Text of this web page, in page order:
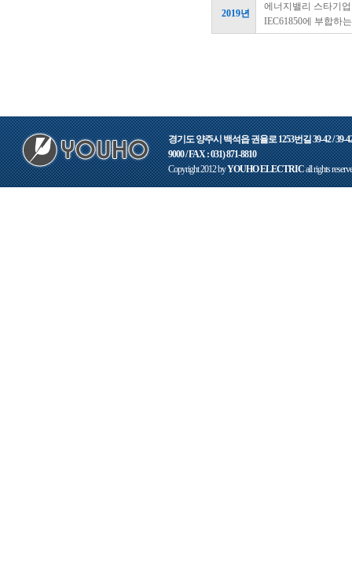
2019년
에너지밸리 스타기
IEC61850에 부합하
경기도 양주시 백석읍 권율로 1253번길 39-42 /
9000 / FAX : 031) 871-8810
Copyright 2012 byYOUHO ELECTRICall rights